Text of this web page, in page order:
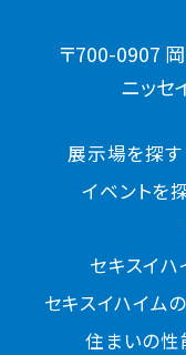
〒700-0907
ニッセ
展示場を探す
イベントを
セキスイハ
セキスイハイム
住まいの性